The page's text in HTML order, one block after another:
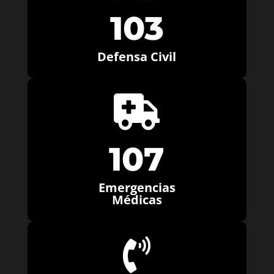
103
Defensa Civil

107
Emergencias
Médicas
